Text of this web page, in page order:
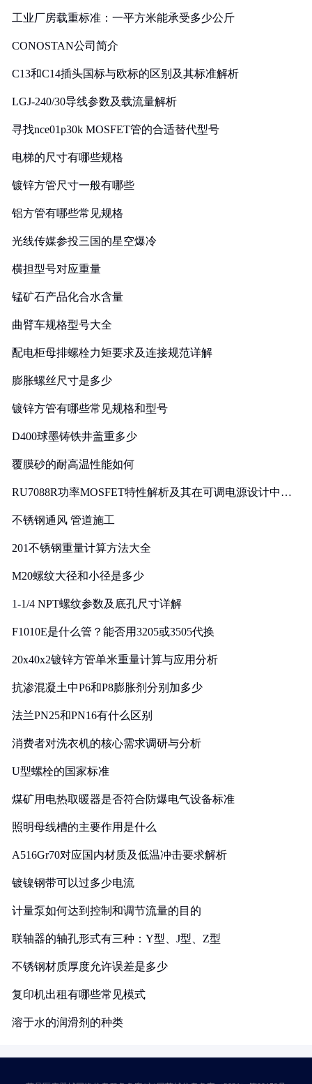
工业厂房载重标准：一平方米能承受多少公斤
CONOSTAN公司简介
C13和C14插头国标与欧标的区别及其标准解析
LGJ-240/30导线参数及载流量解析
寻找nce01p30k MOSFET管的合适替代型号
电梯的尺寸有哪些规格
镀锌方管尺寸一般有哪些
铝方管有哪些常见规格
光线传媒参投三国的星空爆冷
横担型号对应重量
锰矿石产品化合水含量
曲臂车规格型号大全
配电柜母排螺栓力矩要求及连接规范详解
膨胀螺丝尺寸是多少
镀锌方管有哪些常见规格和型号
D400球墨铸铁井盖重多少
覆膜砂的耐高温性能如何
RU7088R功率MOSFET特性解析及其在可调电源设计中的
不锈钢通风 管道施工
201不锈钢重量计算方法大全
M20螺纹大径和小径是多少
1-1/4 NPT螺纹参数及底孔尺寸详解
F1010E是什么管？能否用3205或3505代换
20x40x2镀锌方管单米重量计算与应用分析
抗渗混凝土中P6和P8膨胀剂分别加多少
法兰PN25和PN16有什么区别
消费者对洗衣机的核心需求调研与分析
U型螺栓的国家标准
煤矿用电热取暖器是否符合防爆电气设备标准
照明母线槽的主要作用是什么
A516Gr70对应国内材质及低温冲击要求解析
镀镍钢带可以过多少电流
计量泵如何达到控制和调节流量的目的
联轴器的轴孔形式有三种：Y型、J型、Z型
不锈钢材质厚度允许误差是多少
复印机出租有哪些常见模式
溶于水的润滑剂的种类